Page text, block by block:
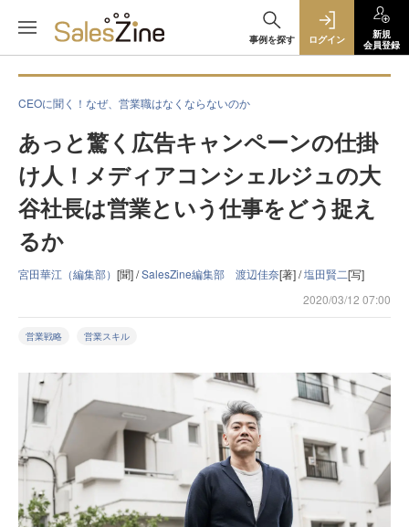
事例を探す ログイン
新規
会員登録
CEOに聞く！なぜ、営業職はなくならないのか
あっと驚く広告キャンペーンの仕掛
け人！メディアコンシェルジュの大
谷社長は営業という仕事をどう捉え
るか
宮田華江（編集部） [聞] /SalesZine編集部 渡辺佳奈[著] /塩田賢二[写]
2020/03/12 07:00
営業戦略 営業スキル